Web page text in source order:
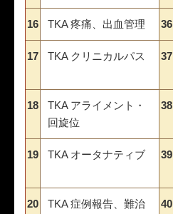
16 TKA 疼痛、出血管理 36
17 TKA クリニカルパス 37
18
TKA アライメント・
回旋位
38
19 TKA オータナティブ 39
20
TKA 症例報告、難治
40